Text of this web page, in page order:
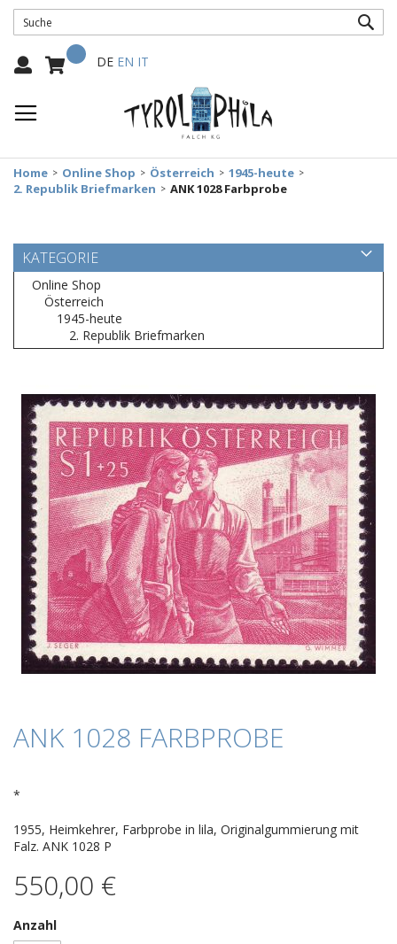
Mein Warenkorb
Select
DE EN IT
Home Online Shop Österreich
1945-heute
2. Republik Briefmarken
ANK 1028 Farbprobe
ANK 1028 FARBPROBE
*
1955, Heimkehrer, Farbprobe in lila, Originalgummierung mit
Falz. ANK 1028 P
550,00 €
Anzahl
der
Bildergalerie
springen
Zum
Anfang
springen
KATEGORIE
Online Shop
Österreich
1945-heute
2. Republik Briefmarken